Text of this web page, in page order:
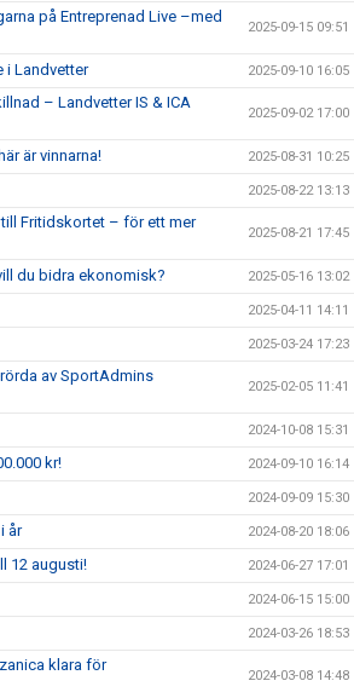
på Entreprenad Live –med
2025-09-15 09:51
i Landvetter 2025-09-10 16:05
– Landvetter IS & ICA
2025-09-02 17:00
är vinnarna! 2025-08-31 10:25
2025-08-22 13:13
Fritidskortet – för ett mer
2025-08-21 17:45
du bidra ekonomisk? 2025-05-16 13:02
2025-04-11 14:11
2025-03-24 17:23
av SportAdmins
2025-02-05 11:41
2024-10-08 15:31
kr! 2024-09-10 16:14
2024-09-09 15:30
år 2024-08-20 18:06
12 augusti! 2024-06-27 17:01
2024-06-15 15:00
2024-03-26 18:53
klara för
2024-03-08 14:48